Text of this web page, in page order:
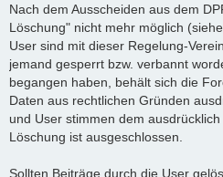
Nach dem Ausscheiden aus dem
Löschung" nicht mehr möglich
User sind mit dieser Regelung-
jemand gesperrt bzw. verbannt
begangen haben, behält sich die
Daten aus rechtlichen Gründen
und User stimmen dem
Löschung ist ausgeschlossen.
Sollten Beiträge durch die User